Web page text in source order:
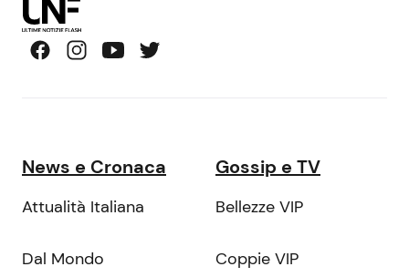
News e Cronaca
Attualità Italiana
Dal Mondo
Gossip e TV
Bellezze VIP
Coppie VIP